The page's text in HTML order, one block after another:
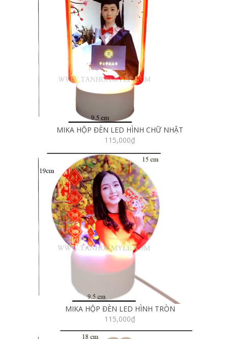
MIKA HỘP ĐÈN LED HÌNH CHỮ NHẬT
115,000₫
MIKA HỘP ĐÈN LED HÌNH TRÒN
115,000₫